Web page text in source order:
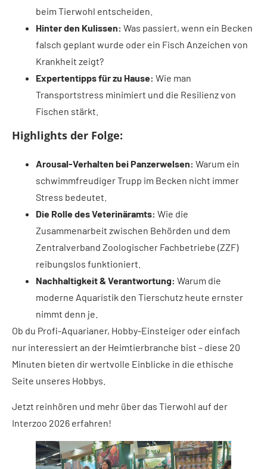
beim Tierwohl entscheiden.
Hinter den Kulissen: Was passiert, wenn ein Becken
falsch geplant wurde oder ein Fisch Anzeichen von
Krankheit zeigt?
Expertentipps für zu Hause: Wie man
Transportstress minimiert und die Resilienz von
Fischen stärkt.
Highlights der Folge:
Arousal-Verhalten bei Panzerwelsen: Warum ein
schwimmfreudiger Trupp im Becken nicht immer
Stress bedeutet.
Die Rolle des Veterinäramts: Wie die
Zusammenarbeit zwischen Behörden und dem
Zentralverband Zoologischer Fachbetriebe (ZZF)
reibungslos funktioniert.
Nachhaltigkeit & Verantwortung: Warum die
moderne Aquaristik den Tierschutz heute ernster
nimmt denn je.
Ob du Profi-Aquarianer, Hobby-Einsteiger oder einfach
nur interessiert an der Heimtierbranche bist – diese 20
Minuten bieten dir wertvolle Einblicke in die ethische
Seite unseres Hobbys.
Jetzt reinhören und mehr über das Tierwohl auf der
Interzoo 2026 erfahren!